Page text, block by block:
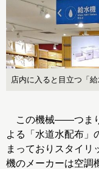
店内に入ると目立つ「給
この機械――つまり
よる「水道水配布」
まっておりスタイリ
機のメーカーは空調